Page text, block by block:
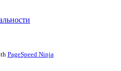
PageSpeed Ninja